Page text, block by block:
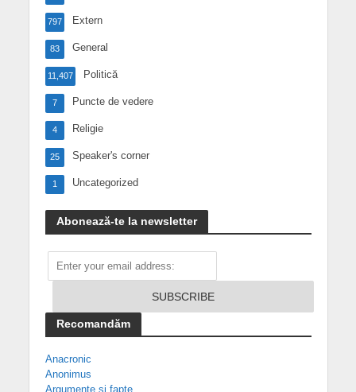
Extern
797
General
83
Politică
11,407
Puncte de vedere
7
Religie
4
Speaker's corner
25
Uncategorized
1
Abonează-te la newsletter
Recomandăm
Anacronic
Anonimus
Argumente și fapte